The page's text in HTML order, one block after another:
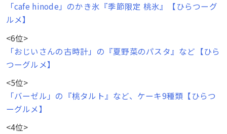
「cafe hinode」のかき氷『季節限定 桃氷』【ひらつーグ
ルメ】
<6位>
「おじいさんの古時計」の『夏野菜のパスタ』など【ひら
つーグルメ】
<5位>
「バーゼル」の『桃タルト』など、ケーキ9種類【ひらつ
ーグルメ】
<4位>